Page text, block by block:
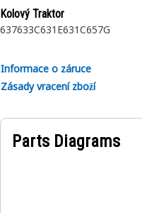
Application:
Consult your owner's
Kolový Traktor
637633C631E631C657G
Informace o záruce
Zásady vracení zboží
Parts Diagrams